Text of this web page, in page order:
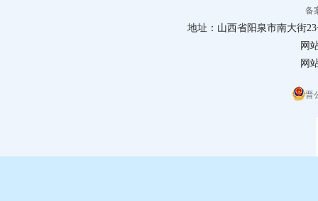
备
地址：山西省阳泉市南大街
网
网
晋